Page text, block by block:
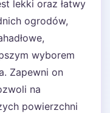
lekki oraz łatwy
ogrodów,
wyborem
Zapewni on
na
powierzchni